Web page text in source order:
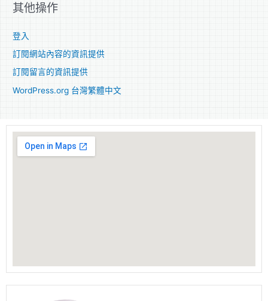
其他操作
登入
訂閱網站內容的資訊提供
訂閱留言的資訊提供
WordPress.org 台灣繁體中文